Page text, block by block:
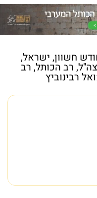
חשוון, ישראל,
צה"ל, רב הכותל, רב
רבינוביץ